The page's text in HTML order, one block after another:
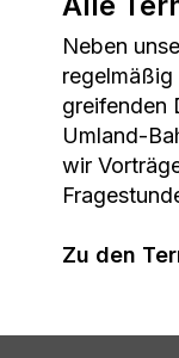
Neben
greifenden
Umland-
wir
Zu den